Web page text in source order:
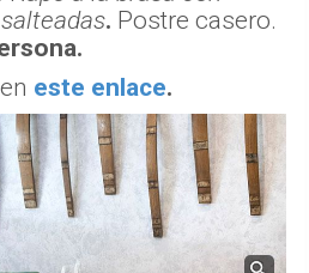
. Postre casero.
en este enlace.